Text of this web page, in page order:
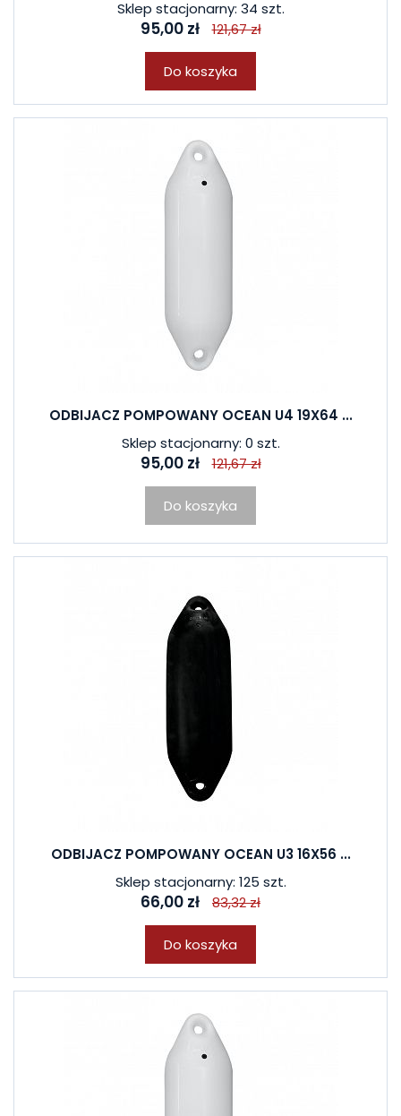
Sklep stacjonarny: 34 szt.
95,00 zł 121,67 zł
Do koszyka
ODBIJACZ POMPOWANY OCEAN U4 19X64 ...
Sklep stacjonarny: 0 szt.
95,00 zł 121,67 zł
Do koszyka
ODBIJACZ POMPOWANY OCEAN U3 16X56 ...
Sklep stacjonarny: 125 szt.
66,00 zł 83,32 zł
Do koszyka